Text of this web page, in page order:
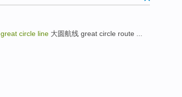
great circle line 大圆航线 great circle route ...